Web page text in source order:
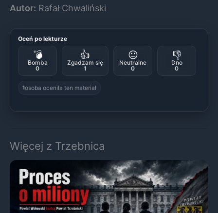
Autor: Rafał Chwaliński
Oceń po lekturze
💣
Bomba
0
👍
Zgadzam się
1
😐
Neutralne
0
👎
Dno
0
1osoba oceniła ten materiał
Więcej z Trzebnica